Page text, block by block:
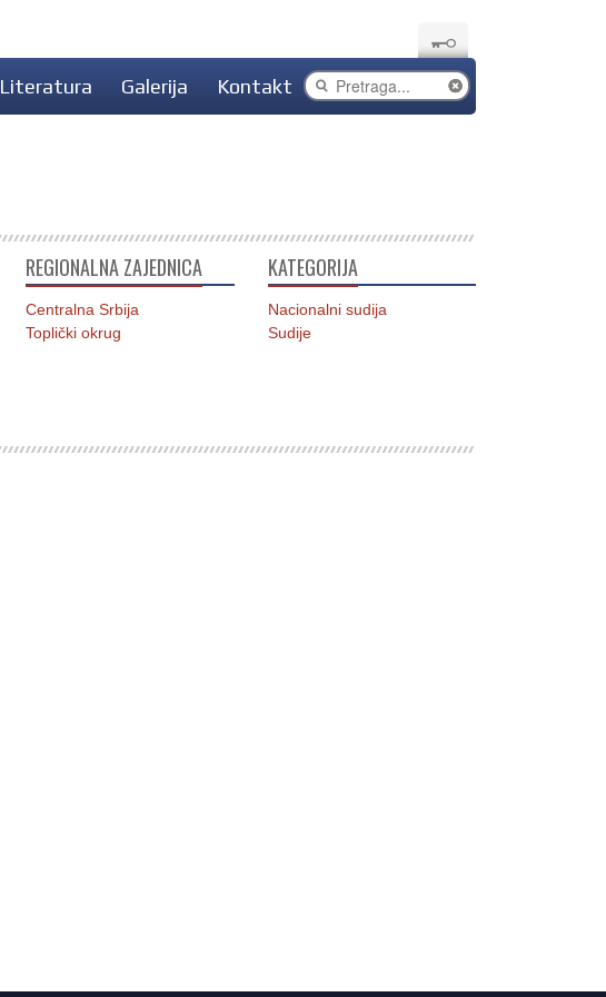
Literatura Galerija Kontakt
REGIONALNA ZAJEDNICA
Centralna Srbija
Toplički okrug
KATEGORIJA
Nacionalni sudija
Sudije